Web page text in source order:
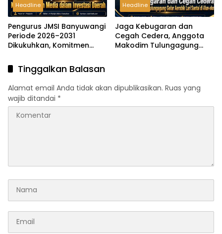
Headline
Pengurus JMSI Banyuwangi
Periode 2026–2031
Dikukuhkan, Komitmen
Investasi Daerah
Headline
Jaga Kebugaran dan
Cegah Cedera, Anggota
Makodim Tulungagung
Tinggalkan Balasan
Alamat email Anda tidak akan dipublikasikan. Ruas yang
wajib ditandai *